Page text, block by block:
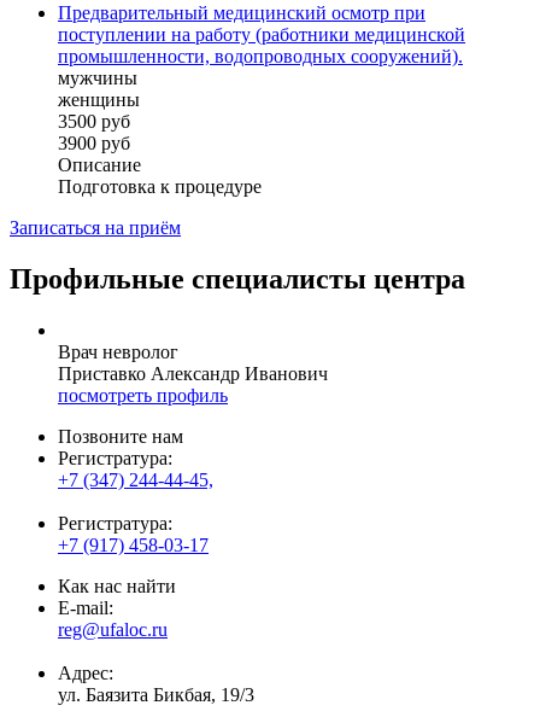
Предварительный медицинский осмотр при
поступлении на работу (работники медицинской
промышленности, водопроводных сооружений).
мужчины
женщины
3500 руб
3900 руб
Описание
Подготовка к процедуре
Записаться на приём
Профильные специалисты центра
Врач невролог
Приставко Александр Иванович
посмотреть профиль
Позвоните нам
Регистратура:
+7 (347) 244-44-45,
Регистратура:
+7 (917) 458-03-17
Как нас найти
E-mail:
reg@ufaloc.ru
Адрес:
ул. Баязита Бикбая, 19/3